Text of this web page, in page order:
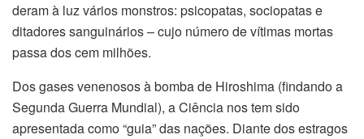
deram à luz vários monstros: psicopatas, sociopatas e
ditadores sanguinários – cujo número de vítimas mortas
passa dos cem milhões.
Dos gases venenosos à bomba de Hiroshima (findando a
Segunda Guerra Mundial), a Ciência nos tem sido
apresentada como “guia” das nações. Diante dos estragos